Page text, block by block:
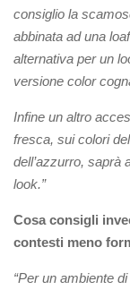
consiglio la
abbinata ad una
alternativa per un
versione color
Infine un altro
fresca, sui colori
dell’azzurro, saprà
look.”
Cosa consigli
contesti meno
“Per un ambiente